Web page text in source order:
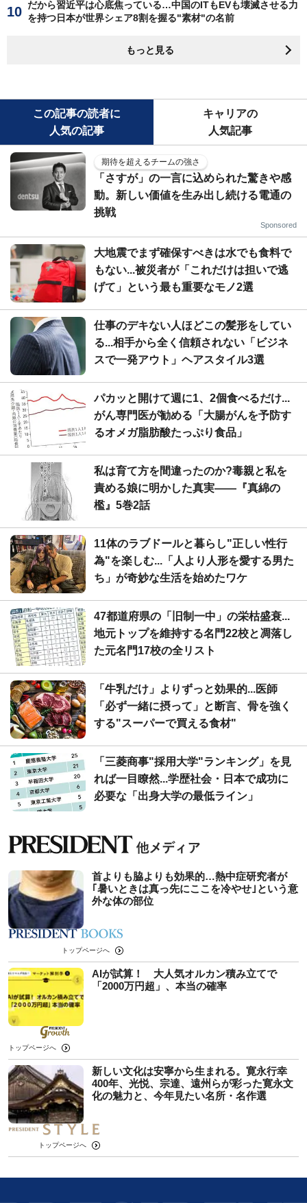
だから習近平は心底焦っている…中国のITもEVも壊滅させる力
を持つ日本が世界シェア8割を握る"素材"の名前
もっと見る
この記事の読者に
人気の記事
キャリアの
人気記事
期待を超えるチームの強さ
「さすが」の一言に込められた驚きや感
動。新しい価値を生み出し続ける電通の
挑戦
Sponsored
大地震でまず確保すべきは水でも食料で
もない...被災者が「これだけは担いで逃
げて」という最も重要なモノ2選
仕事のデキない人ほどこの髪形をしてい
る...相手から全く信頼されない「ビジネ
スで一発アウト」ヘアスタイル3選
パカッと開けて週に1、2個食べるだけ...
がん専門医が勧める「大腸がんを予防す
るオメガ脂肪酸たっぷり食品」
私は育て方を間違ったのか?毒親と私を
責める娘に明かした真実――『真綿の
檻』5巻2話
11体のラブドールと暮らし"正しい性行
為"を楽しむ...「人より人形を愛する男た
ち」が奇妙な生活を始めたワケ
47都道府県の「旧制一中」の栄枯盛衰...
地元トップを維持する名門22校と凋落し
た元名門17校の全リスト
「牛乳だけ」よりずっと効果的...医師
「必ず一緒に摂って」と断言、骨を強く
する"スーパーで買える食材"
「三菱商事"採用大学"ランキング」を見
れば一目瞭然...学歴社会・日本で成功に
必要な「出身大学の最低ライン」
首よりも脇よりも効果的…熱中症研究者が
｢暑いときは真っ先にここを冷やせ｣という意
外な体の部位
トップページへ
AIが試算！ 大人気オルカン積み立てで
「2000万円超」、本当の確率
トップページへ
新しい文化は安寧から生まれる。寛永行幸
400年、光悦、宗達、遠州らが彩った寛永文
化の魅力と、今年見たい名所・名作選
トップページへ